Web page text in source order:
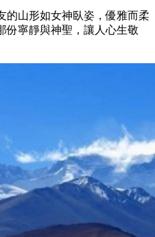
的山形如女神臥姿，優雅而柔
份寧靜與神聖，讓人心生敬